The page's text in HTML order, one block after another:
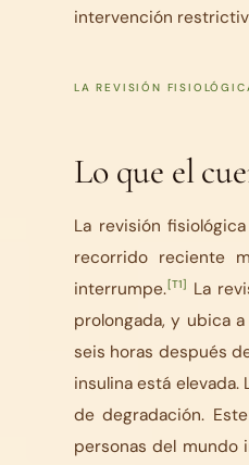
intervención
LA REVISIÓN
Lo que el
La revisión
recorrido reciente
interrumpe.[T1]
La
prolongada, y ubica
seis horas después
insulina está elevada.
de degradación.
personas del mundo